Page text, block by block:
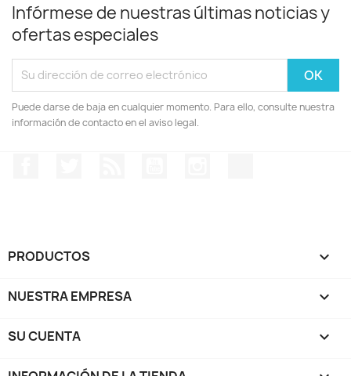
Infórmese de nuestras últimas noticias y
ofertas especiales
Puede darse de baja en cualquier momento. Para ello, consulte nuestra
información de contacto en el aviso legal.
PRODUCTOS 
NUESTRA EMPRESA 
SU CUENTA 